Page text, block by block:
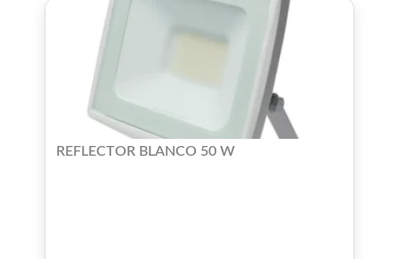
REFLECTOR BLANCO 50 W